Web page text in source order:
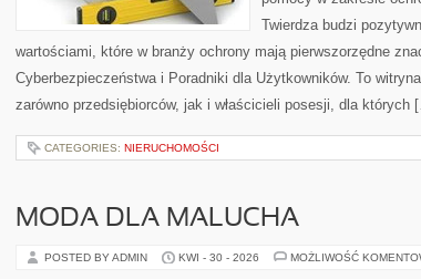
Twierdza budzi
wartościami, które w branży ochrony mają pierwszorzędne
Cyberbezpieczeństwa i Poradniki dla Użytkowników. To
zarówno przedsiębiorców, jak i właścicieli posesji, dla których
CATEGORIES: NIERUCHOMOŚCI
MODA DLA MALUCHA
POSTED BY ADMIN KWI - 30 - 2026 MOŻLIWOŚĆ